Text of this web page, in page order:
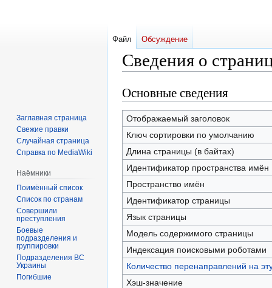
Сведения о
Перейти
к
навигации
Перейти
к
поиску
Основные сведения
Отображаемый заголовок
Ключ сортировки по умолчанию
Длина страницы (в байтах)
Идентификатор пространства имён
Пространство имён
Идентификатор страницы
Язык страницы
Модель содержимого страницы
Индексация поисковыми роботами
Количество перенаправлений на
Хэш-значение
Файл Обсуждение
Заглавная страница
Свежие правки
Случайная страница
Справка по MediaWiki
Наёмники
Поимённый список
Список по странам
Совершили
преступления
Боевые
подразделения и
группировки
Подразделения ВС
Украины
Погибшие